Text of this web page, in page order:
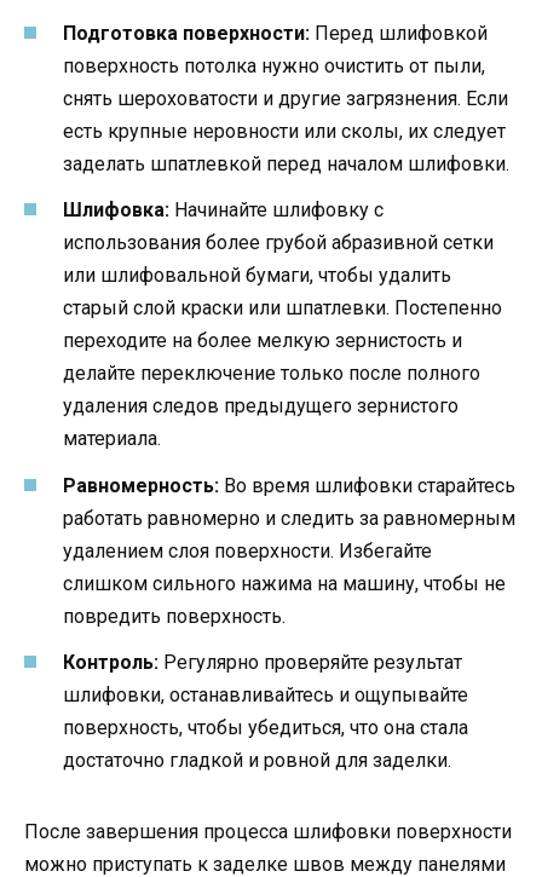
Подготовка поверхности: Перед шлифовкой
поверхность потолка нужно очистить от пыли,
снять шероховатости и другие загрязнения. Если
есть крупные неровности или сколы, их следует
заделать шпатлевкой перед началом шлифовки.
Шлифовка: Начинайте шлифовку с
использования более грубой абразивной сетки
или шлифовальной бумаги, чтобы удалить
старый слой краски или шпатлевки. Постепенно
переходите на более мелкую зернистость и
делайте переключение только после полного
удаления следов предыдущего зернистого
материала.
Равномерность: Во время шлифовки старайтесь
работать равномерно и следить за равномерным
удалением слоя поверхности. Избегайте
слишком сильного нажима на машину, чтобы не
повредить поверхность.
Контроль: Регулярно проверяйте результат
шлифовки, останавливайтесь и ощупывайте
поверхность, чтобы убедиться, что она стала
достаточно гладкой и ровной для заделки.
После завершения процесса шлифовки поверхности
можно приступать к заделке швов между панелями